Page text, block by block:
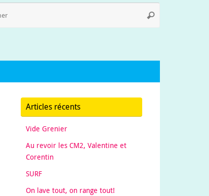
Rechercher
Articles récents
Vide Grenier
Au revoir les CM2, Valentine et
Corentin
SURF
On lave tout, on range tout!